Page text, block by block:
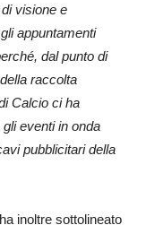
visione e
appuntamenti
dal punto di
raccolta
Calcio ci ha
eventi in onda
pubblicitari della
inoltre sottolineato